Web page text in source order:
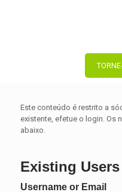
Este conteúdo é restrito a
existente, efetue o login. Os
abaixo.
Existing
Username or Email